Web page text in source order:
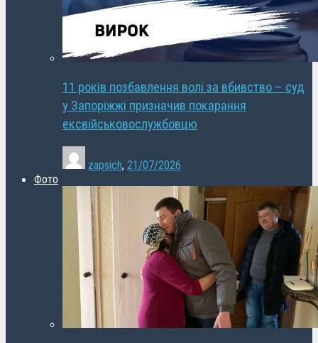
11 років позбавлення волі за вбивство – суд
у Запоріжжі призначив покарання
ексвійськовослужбовцю
zapsich, 21/07/2026
Фото